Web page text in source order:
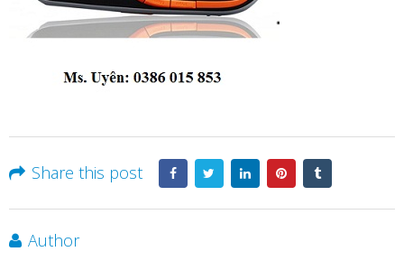
Share this post
Author